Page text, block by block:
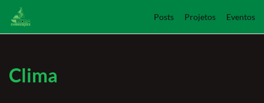
Posts Projetos Eventos
Clima